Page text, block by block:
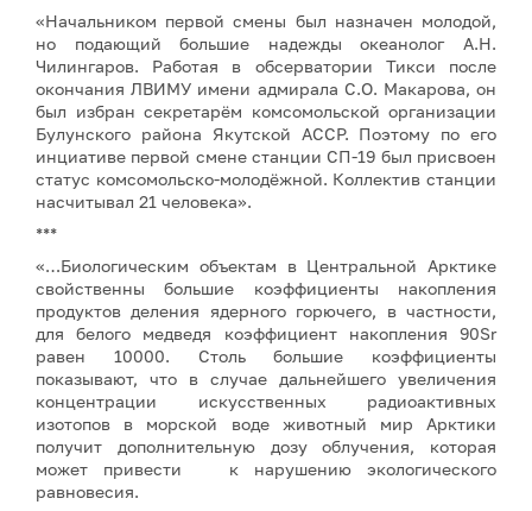
«Начальником первой смены был назначен молодой,
но подающий большие надежды океанолог А.Н.
Чилингаров. Работая в обсерватории Тикси после
окончания ЛВИМУ имени адмирала С.О. Макарова, он
был избран секретарём комсомольской организации
Булунского района Якутской АССР. Поэтому по его
инциативе первой смене станции СП-19 был присвоен
статус комсомольско-молодёжной. Коллектив станции
насчитывал 21 человека».
***
«…Биологическим объектам в Центральной Арктике
свойственны большие коэффициенты накопления
продуктов деления ядерного горючего, в частности,
для белого медведя коэффициент накопления 90Sr
равен 10000. Столь большие коэффициенты
показывают, что в случае дальнейшего увеличения
концентрации искусственных радиоактивных
изотопов в морской воде животный мир Арктики
получит дополнительную дозу облучения, которая
может привести к нарушению экологического
равновесия.